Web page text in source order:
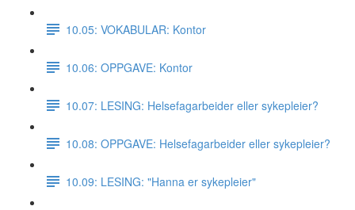
10.05: VOKABULAR: Kontor
10.06: OPPGAVE: Kontor
10.07: LESING: Helsefagarbeider eller sykepleier?
10.08: OPPGAVE: Helsefagarbeider eller sykepleier?
10.09: LESING: "Hanna er sykepleier"